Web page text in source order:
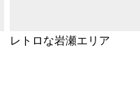
レトロな岩瀬エリア